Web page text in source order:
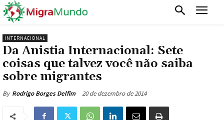
INTERNACIONAL
Da Anistia Internacional: Sete
coisas que talvez você não saiba
sobre migrantes
By Rodrigo Borges Delfim 20 de dezembro de 2014